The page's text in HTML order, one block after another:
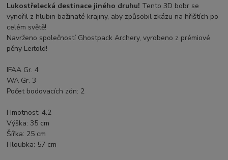
Lukostřelecká destinace jiného druhu! Tento 3D bobr se
vynořil z hlubin bažinaté krajiny, aby způsobil zkázu na hřištích po
celém světě!
Navrženo společností Ghostpack Archery, vyrobeno z prémiové
pěny Leitold!
IFAA Gr. 4
WA Gr. 3
Počet bodovacích zón: 2
Hmotnost: 4.2
Výška: 35 cm
Šířka: 25 cm
Hloubka: 57 cm